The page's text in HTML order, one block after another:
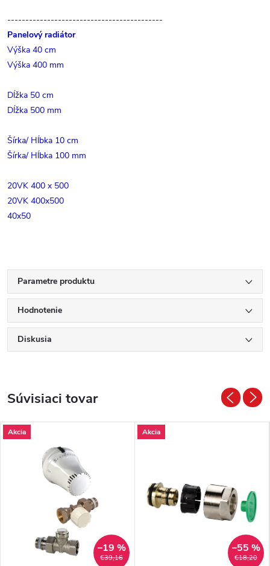
-------------------------------------------
Panelový radiátor
Výška 40 cm
Výška 400 mm
Dĺžka 50 cm
Dĺžka 500 mm
Šírka/ Hĺbka 10 cm
Šírka/ Hĺbka 100 mm
20VK 400 x 500
20VK 400x500
40x50
Parametre produktu
Hodnotenie
Diskusia
Súvisiaci tovar
Akcia
€39,16
–19 %
Akcia
€18,20
–55 %